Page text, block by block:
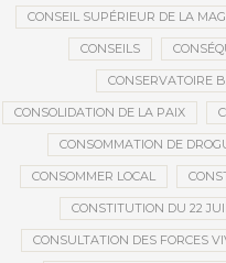
CONSEIL SUPÉRIEUR DE LA
CONSEILS
CONSERVATOIRE
CONSOLIDATION DE LA PAIX
CONSOMMATION DE
CONSOMMER LOCAL
CONSTITUTION DU 22
CONSULTATION DES FORCES